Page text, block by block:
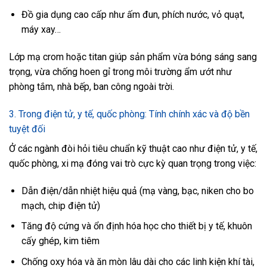
Đồ gia dụng cao cấp như ấm đun, phích nước, vỏ quạt,
máy xay…
Lớp mạ crom hoặc titan giúp sản phẩm vừa bóng sáng sang
trọng, vừa chống hoen gỉ trong môi trường ẩm ướt như
phòng tắm, nhà bếp, ban công ngoài trời.
3. Trong điện tử, y tế, quốc phòng: Tính chính xác và độ bền
tuyệt đối
Ở các ngành đòi hỏi tiêu chuẩn kỹ thuật cao như điện tử, y tế,
quốc phòng, xi mạ đóng vai trò cực kỳ quan trọng trong việc:
Dẫn điện/dẫn nhiệt hiệu quả (mạ vàng, bạc, niken cho bo
mạch, chip điện tử)
Tăng độ cứng và ổn định hóa học cho thiết bị y tế, khuôn
cấy ghép, kim tiêm
Chống oxy hóa và ăn mòn lâu dài cho các linh kiện khí tài,